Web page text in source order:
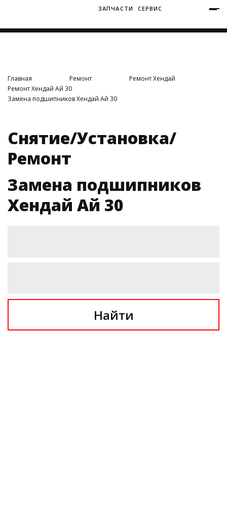
ЗАПЧАСТИ СЕРВИС
Главная Ремонт
Ремонт Хендай
Ремонт Хендай Ай 30
Замена подшипников Хендай Ай 30
Снятие/Установка/
Ремонт
Замена подшипников
Хендай Ай 30
Найти